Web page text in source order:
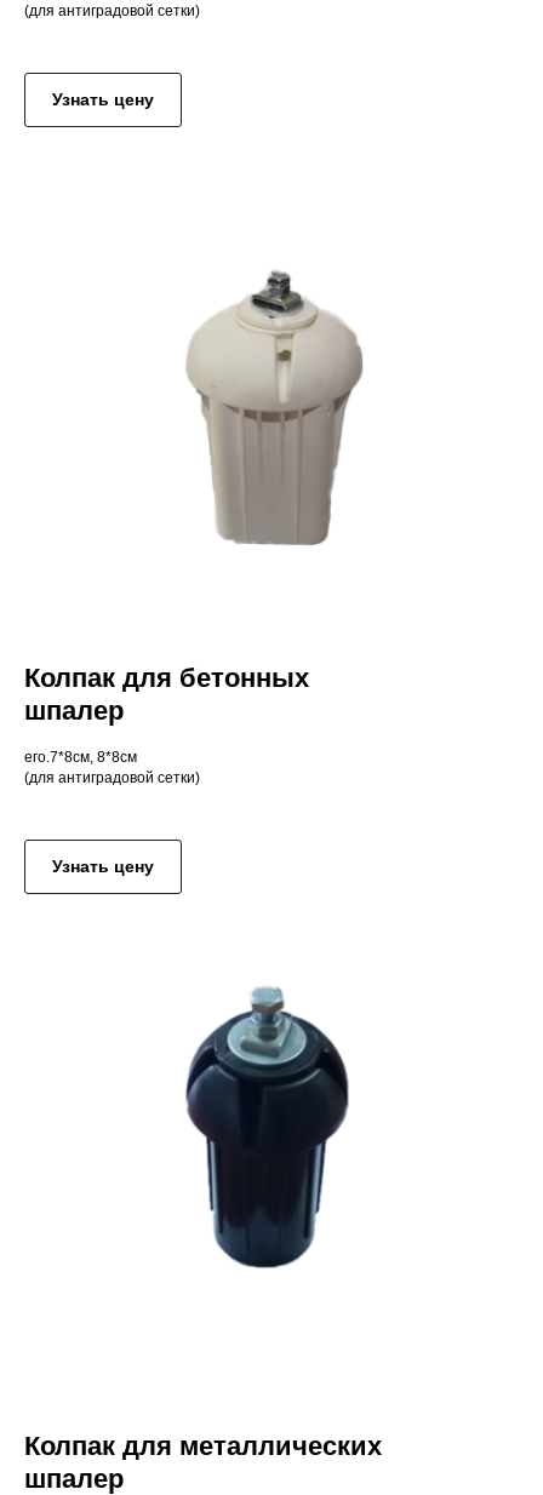
(для антиградовой сетки)
Узнать цену
Колпак для бетонных
шпалер
его.7*8cм, 8*8см
(для антиградовой сетки)
Узнать цену
Колпак для металлических
шпалер